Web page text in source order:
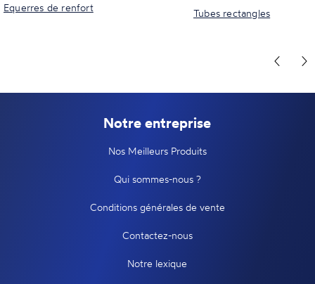
Equerres de renfort
Tubes rectangles
Notre entreprise
Nos Meilleurs Produits
Qui sommes-nous ?
Conditions générales de vente
Contactez-nous
Notre lexique